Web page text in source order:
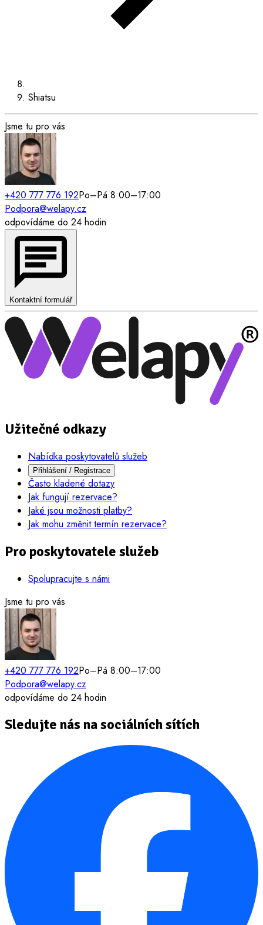
Shiatsu
Jsme tu pro vás
+420 777 776 192Po–Pá 8:00–17:00
Podpora@welapy.cz
odpovídáme do 24 hodin
Kontaktní formulář
Užitečné odkazy
Nabídka poskytovatelů služeb
Přihlášení / Registrace
Často kladené dotazy
Jak fungují rezervace?
Jaké jsou možnosti platby?
Jak mohu změnit termín rezervace?
Pro poskytovatele služeb
Spolupracujte s námi
Jsme tu pro vás
+420 777 776 192Po–Pá 8:00–17:00
Podpora@welapy.cz
odpovídáme do 24 hodin
Sledujte nás na sociálních sítích